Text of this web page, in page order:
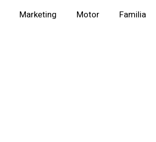
Marketing Motor Familia